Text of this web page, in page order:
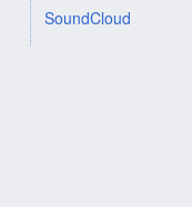
SoundCloud